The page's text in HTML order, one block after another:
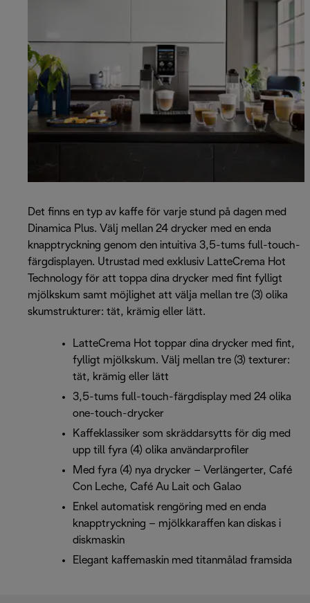
Det finns en typ av kaffe för varje stund på dagen med
Dinamica Plus. Välj mellan 24 drycker med en enda
knapptryckning genom den intuitiva 3,5-tums full-touch-
färgdisplayen. Utrustad med exklusiv LatteCrema Hot
Technology för att toppa dina drycker med fint fylligt
mjölkskum samt möjlighet att välja mellan tre (3) olika
skumstrukturer: tät, krämig eller lätt.
LatteCrema Hot toppar dina drycker med fint,
fylligt mjölkskum. Välj mellan tre (3) texturer:
tät, krämig eller lätt
3,5-tums full-touch-färgdisplay med 24 olika
one-touch-drycker
Kaffeklassiker som skräddarsytts för dig med
upp till fyra (4) olika användarprofiler
Med fyra (4) nya drycker – Verlängerter, Café
Con Leche, Café Au Lait och Galao
Enkel automatisk rengöring med en enda
knapptryckning – mjölkkaraffen kan diskas i
diskmaskin
Elegant kaffemaskin med titanmålad framsida